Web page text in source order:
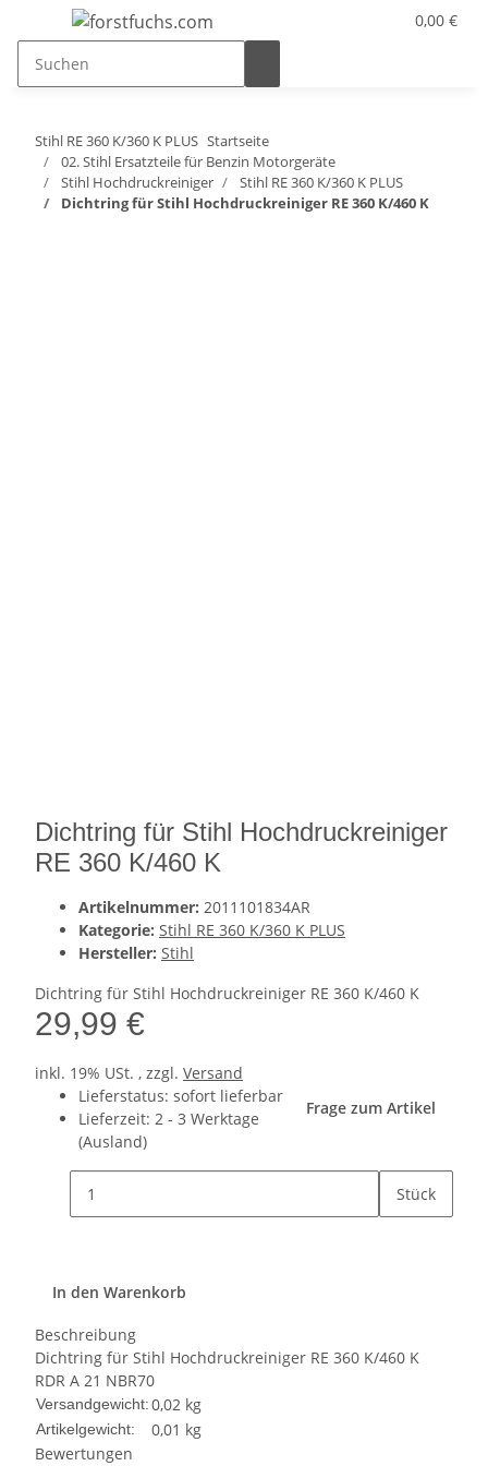
0,00 €
Stihl RE 360 K/360 K PLUS Startseite
02. Stihl Ersatzteile für Benzin Motorgeräte
Stihl Hochdruckreiniger
Stihl RE 360 K/360 K PLUS
Dichtring für Stihl Hochdruckreiniger RE 360 K/460 K
Dichtring für Stihl Hochdruckreiniger
RE 360 K/460 K
Artikelnummer: 2011101834AR
Kategorie: Stihl RE 360 K/360 K PLUS
Hersteller: Stihl
Dichtring für Stihl Hochdruckreiniger RE 360 K/460 K
29,99 €
inkl. 19% USt. , zzgl. Versand
Lieferstatus: sofort lieferbar
Lieferzeit: 2 - 3 Werktage
(Ausland)
Frage zum Artikel
Stück
In den Warenkorb
Beschreibung
Dichtring für Stihl Hochdruckreiniger RE 360 K/460 K
RDR A 21 NBR70
Versandgewicht:0,02 kg
Artikelgewicht: 0,01 kg
Bewertungen